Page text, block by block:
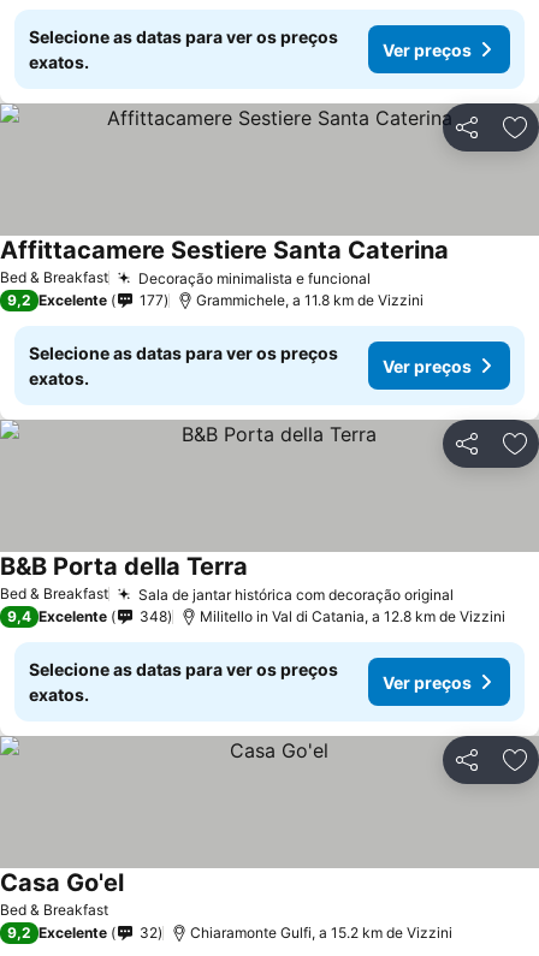
Selecione as datas para ver os preços
exatos.
Ver preços
Partilhar
Bed & Breakfast Decoração minimalista e funcional
Affittacamere Sestiere Santa Caterina
9,2 Excelente 177 Grammichele, a 11.8 km de Vizzini
Selecione as datas para ver os preços
exatos.
Ver preços
Partilhar
Bed & Breakfast Sala de jantar histórica com decoração original
B&B Porta della Terra
9,4 Excelente 348 Militello in Val di Catania, a 12.8 km de Vizzini
Selecione as datas para ver os preços
exatos.
Ver preços
Partilhar
Bed & Breakfast
Casa Go'el
9,2 Excelente 32 Chiaramonte Gulfi, a 15.2 km de Vizzini